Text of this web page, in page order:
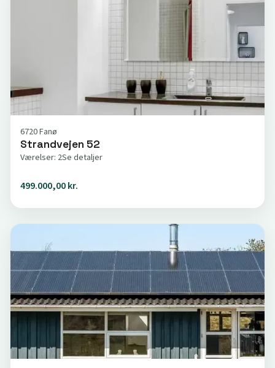
6720 Fanø
Strandvejen 52
Værelser: 2Se detaljer
499.000,00 kr.